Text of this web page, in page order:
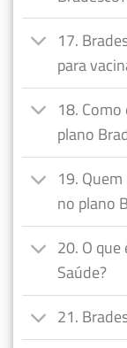
17.
para
18.
plano
19.
no plano
20. O
Saúde?
21.